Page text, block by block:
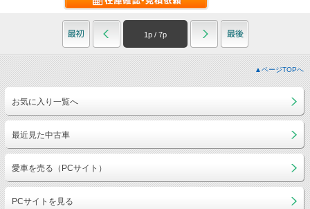
1p / 7p
▲ページTOPへ
お気に入り一覧へ
最近見た中古車
愛車を売る（PCサイト）
PCサイトを見る